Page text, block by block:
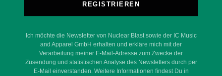
REGISTRIEREN
Ich möchte die Newsletter von Nuclear Blast sowie der IC Music
and Apparel GmbH erhalten und erkläre mich mit der
Verarbeitung meiner E-Mail-Adresse zum Zwecke der
Zusendung und statistischen Analyse des Newsletters durch per
E-Mail einverstanden. Weitere Informationen findest Du in